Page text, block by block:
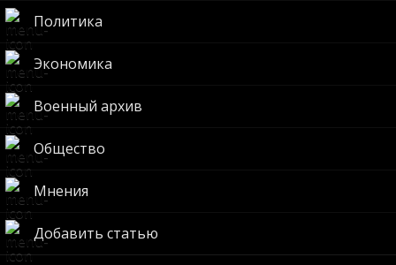
Политика
Экономика
Военный архив
Общество
Мнения
Добавить статью